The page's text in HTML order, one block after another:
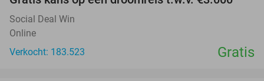
Social Deal Win
Online
Verkocht: 183.523
Gratis